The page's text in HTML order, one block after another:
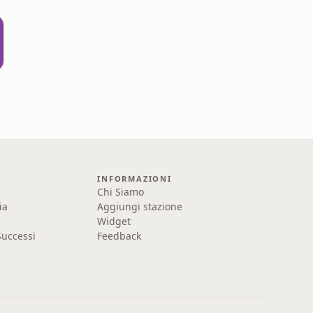
INFORMAZIONI
Chi Siamo
Aggiungi stazione
Widget
Feedback